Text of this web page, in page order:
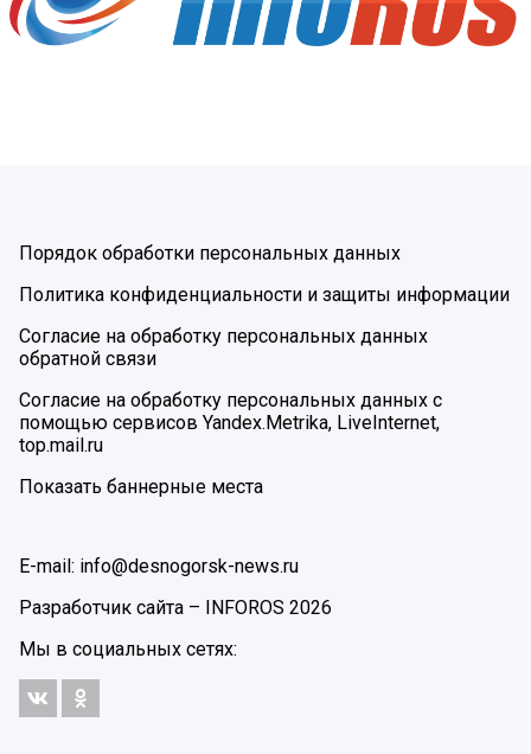
Порядок обработки персональных данных
Политика конфиденциальности и защиты информации
Согласие на обработку персональных данных
обратной связи
Согласие на обработку персональных данных с
помощью сервисов Yandex.Metrika, LiveInternet,
top.mail.ru
Показать баннерные места
E-mail: info@desnogorsk-news.ru
Разработчик сайта – INFOROS 2026
Мы в социальных сетях: